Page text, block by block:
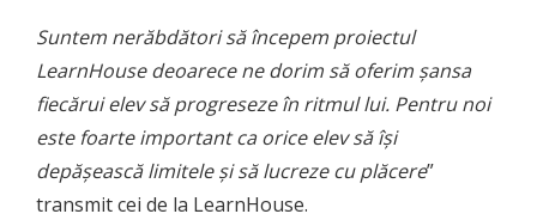
Suntem nerăbdători să începem proiectul
LearnHouse deoarece ne dorim să oferim șansa
fiecărui elev să progreseze în ritmul lui. Pentru noi
este foarte important ca orice elev să își
depășească limitele și să lucreze cu plăcere”
transmit cei de la LearnHouse.